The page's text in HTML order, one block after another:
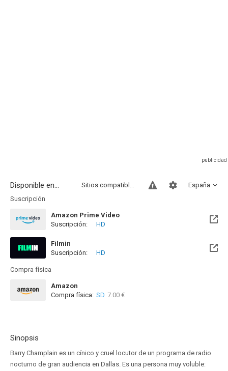
Disponible en... España
Sitios compatibles
Suscripción
Amazon Prime Video
Suscripción:
HD
Filmin
Disponible hasta el Mié, 31 Dic 2031 (Quedan 5 años)
Suscripción: HD
Compra física
Amazon
Compra física: SD 7.00 €
Sinopsis
Barry Champlain es un cínico y cruel locutor de un programa de radio
nocturno de gran audiencia en Dallas. Es una persona muy voluble: